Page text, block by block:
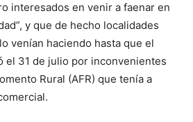
interesados en venir a faenar en
y que de hecho localidades
venían haciendo hasta que el
el 31 de julio por inconvenientes
Rural (AFR) que tenía a